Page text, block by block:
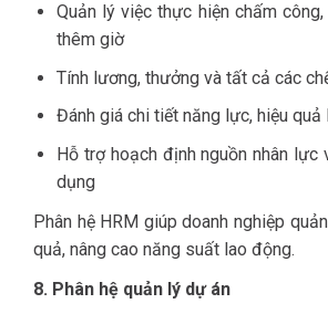
Quản lý việc thực hiện chấm
thêm giờ
Tính lương, thưởng và tất cả các
Đánh giá chi tiết năng lực, hiệu quả
Hỗ trợ hoạch định nguồn nhân lực
dụng
Phân hệ HRM giúp doanh nghiệp
quả, nâng cao năng suất lao động.
8. Phân hệ quản lý dự án